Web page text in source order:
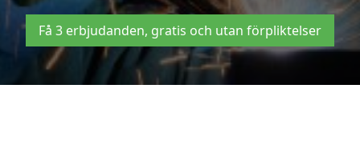
Få 3 erbjudanden, gratis och utan förpliktelser